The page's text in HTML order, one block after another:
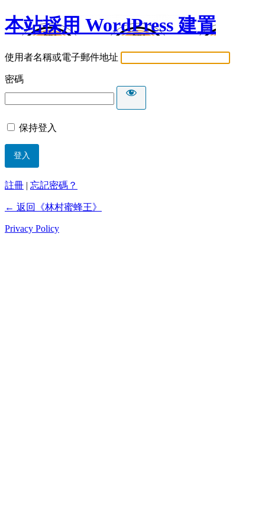
本站採用 WordPress 建置
使用者名稱或電子郵件地址
密碼
保持登入
註冊 | 忘記密碼？
← 返回《林村蜜蜂王》
Privacy Policy